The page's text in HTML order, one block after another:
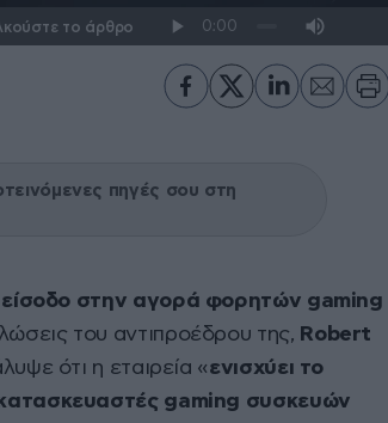
το άρθρο
πηγές σου στη
στην αγορά φορητών gaming
του αντιπροέδρου της, Robert
ότι η εταιρεία «ενισχύει το
gaming συσκευών